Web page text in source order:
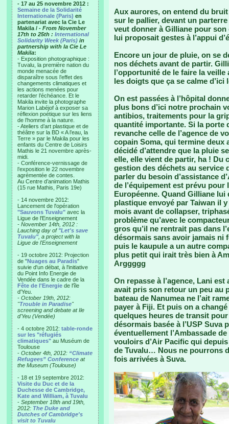
- 17 au 25 novembre 2012 :
Semaine de la Solidarité
Internationale (Paris) en
partenariat avec la Cie Le
Makila / - From November
17th to 25th : International
Solidarity Week (Paris) in
partnership with la Cie Le
Makila:
- Exposition photographique :
Tuvalu, la première nation du
monde menacée de
disparaître sous l’effet des
changements climatiques et
les actions menées pour
retarder l’échéance. Et le
Makila invite la photographe
Marion Labéjof à exposer sa
réflexion poétique sur les liens
de l’homme à la nature.
- Ateliers d’art plastique et de
théâtre sur la BD « A l’eau, la
Terre » par le Makila pour les
enfants du Centre de Loisirs
Mathis le 21 novembre après-
midi.
- Conférence-vernissage de
l’exposition le 22 novembre
agrémentée de contes.
Au Centre d’animation Mathis
(15 rue Mathis, Paris 19e)
- 14 novembre 2012:
Lancement de l'opération
"Sauvons Tuvalu" avec la
Ligue de l'Enseignement
- November 14th, 2012 :
Lauching day of "Let's save
Tuvalu", a project with la
Ligue de l'Enseignement
- 19 octobre 2012: Projection
de "Nuages au Paradis"
suivie d'un débat, à l'initiative
du Point Info Energie de
Vendée dans le cadre de la
Fête de l'Energie de l'île
d'Yeu.
- October 19th, 2012:
"Trouble in Paradise"
screening and debate at Ile
d'Yeu (Vendée)
- 4 octobre 2012: table-ronde
sur les "réfugiés
climatiques" au Muséum de
Toulouse
- October 4th, 2012: “Climate
Refugees” Conference at
the Museum (Toulouse)
- 18 et 19 septembre 2012:
Visite du Duc et de la
Duchesse de Cambridge,
Kate and William, à Tuvalu
- September 18th and 19th,
2012: The Duke and
Dutches of Cambridge's
visit to Tuvalu
Aux aurores, on entend du
sur le pallier, devant un
veut donner à Gilliane pour
lui proposait gestes à l’appui
Encore un jour de pluie, on se
nos déchets avant de partir.
l’opportunité de le faire la
les doigts que ça se calme d’ici
On est passées à l’hôpital
plus bons d’ici notre prochain
antibios, traitements pour la
quantité importante. Si la porte
revanche celle de l’agence de
copain Soma, qui termine deux
décidé d’attendre que la pluie
elle, elle vient de partir, ha ! Du
gestion des déchets au service
parler du besoin d’assistance
de l’équipement est prévu pour
Européenne. Quand Gilliane
plastique envoyé par Taiwan il
mois avant de collapser,
problème qu’avec le
gros qu’il ne rentrait pas dans
désormais sans avoir jamais
puis le kaupule a un autre
plus petit qui irait très bien à
Arggggg
On repasse à l’agence, Lani
avait pris son retour un peu au
bateau de Nanumea ne l’ait
payer à Fiji. Et puis on a
quelques heures de transit
désormais basée à l’USP
éventuellement l’Ambassade
vouloirs d’Air Pacific qui
de Tuvalu… Nous ne pourrons
fois arrivées à Suva.